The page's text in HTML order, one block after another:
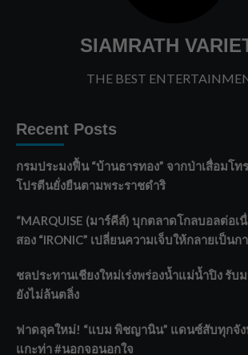
SIAMRATH
THE BEST
Recent Posts
กรมประมงฟื้น “บ้านธารทอง” จากป่าเสื่อมโท
โปรตีนยั่งยืนตามพระราชดำริ
“MARQUISE (มาร์คีส์) บุกตลาดโกลบอลต่อเ
สอง “IRONIC” เปลี่ยนความเจ็บให้กลายเป็นก
ชลประทานเชียงใหม่เร่งพร่องน้ำแม่น้ำปิง รับ
ยังไม่ล้นตลิ่ง
ฟาดลุคใหม่! “แบม พิชญานิน” แดนซ์สับทุกจั
แกะท่า #นอกจอนอกใจ